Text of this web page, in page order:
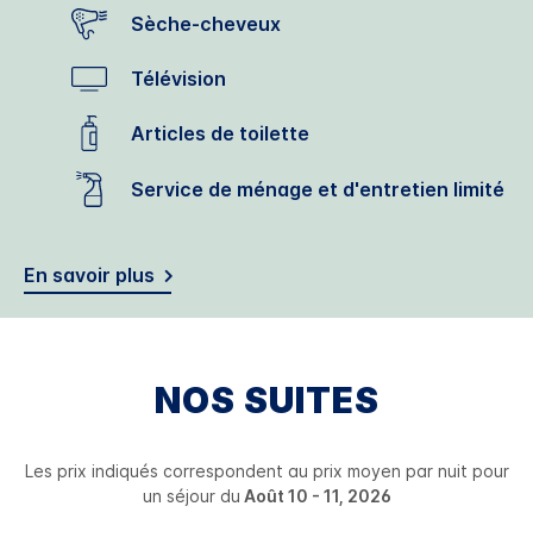
Sèche-cheveux
Télévision
Articles de toilette
Service de ménage et d'entretien limité
En savoir plus
NOS SUITES
Les prix indiqués correspondent au prix moyen par nuit pour
un séjour du Août 10 - 11, 2026